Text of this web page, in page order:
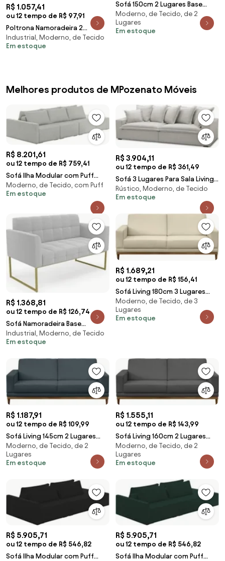
R$ 1.057,41
ou 12 tempo de R$ 97,91
Poltrona Namoradeira 2
Lugares Base Industrial
Dourada Maressa A05 Lin
Industrial, Moderno, de Tecido
Em estoque
Sofá 150cm 2 Lugares Base
Madeira Império D-317 Veludo
Cinza - Domi
Moderno, de Tecido, de 2
Lugares
Em estoque
Melhores produtos de MPozenato Móveis
R$ 8.201,61
ou 12 tempo de R$ 759,41
Sofá Ilha Modular com Puff
para Sala Living 312cm Georgia
Z08 Linho Ci
Moderno, de Tecido, com Puff
Em estoque
R$ 3.904,11
ou 12 tempo de R$ 361,49
Sofá 3 Lugares Para Sala Living
240cm Dalton L08 Linho Mescla
- Mpozen
Rústico, Moderno, de Tecido
Em estoque
R$ 1.368,81
ou 12 tempo de R$ 126,74
Sofá Namoradeira Base
Industrial Dourado Ana Bouclé
Cinza - Ibiza
Industrial, Moderno, de Tecido
Em estoque
R$ 1.689,21
ou 12 tempo de R$ 156,41
Sofá Living 180cm 3 Lugares
Kayrós D05 Suede Bege -
Mpozenato
Moderno, de Tecido, de 3
Lugares
Em estoque
R$ 1.187,91
ou 12 tempo de R$ 109,99
Sofá Living 145cm 2 Lugares
Kayrós D05 Suede Azul -
Mpozenato
Moderno, de Tecido, de 2
Lugares
Em estoque
R$ 1.555,11
ou 12 tempo de R$ 143,99
Sofá Living 160cm 2 Lugares
Kayrós D05 Suede Cinza -
Mpozenato
Moderno, de Tecido, de 2
Lugares
Em estoque
R$ 5.905,71
ou 12 tempo de R$ 546,82
Sofá Ilha Modular com Puff
R$ 5.905,71
ou 12 tempo de R$ 546,82
Sofá Ilha Modular com Puff